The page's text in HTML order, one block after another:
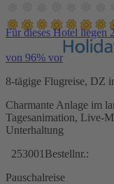
Für dieses Hotel liegen
von 96% vor
8-tägige Flugreise, DZ
Charmante Anlage im
Tagesanimation, Live-
Unterhaltung
253001 Bestellnr.:
Pauschalreise